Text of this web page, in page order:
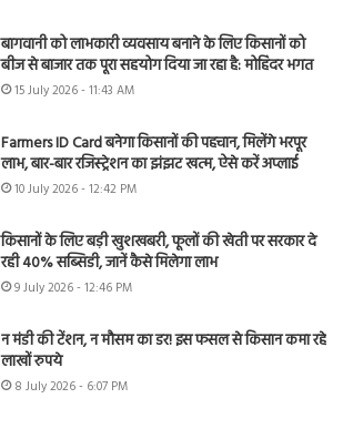
बागवानी को लाभकारी व्यवसाय बनाने के लिए किसानों को
बीज से बाजार तक पूरा सहयोग दिया जा रहा है: मोहिंदर भगत
15 July 2026 - 11:43 AM
Farmers ID Card बनेगा किसानों की पहचान, मिलेंगे भरपूर
लाभ, बार-बार रजिस्ट्रेशन का झंझट खत्म, ऐसे करें अप्लाई
10 July 2026 - 12:42 PM
किसानों के लिए बड़ी खुशखबरी, फूलों की खेती पर सरकार दे
रही 40% सब्सिडी, जानें कैसे मिलेगा लाभ
9 July 2026 - 12:46 PM
न मंडी की टेंशन, न मौसम का डर! इस फसल से किसान कमा रहे
लाखों रुपये
8 July 2026 - 6:07 PM